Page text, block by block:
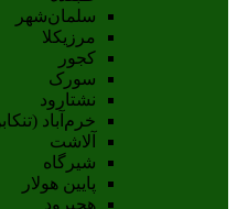
سلمان‌شهر
مرزیکلا
کجور
سورک
نشتارود
خرم‌آباد
آلاشت
شیرگاه
پایین هولار
هچیرود